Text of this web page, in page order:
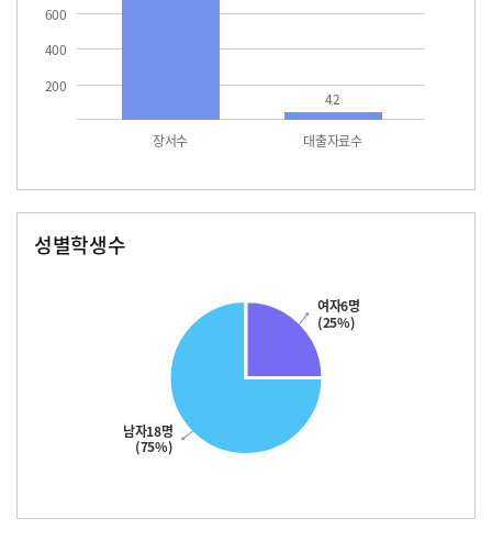
200
400
600
장서수 대출자료수
42
성별학생수
남자18명
(75%)
여자6명
(25%)